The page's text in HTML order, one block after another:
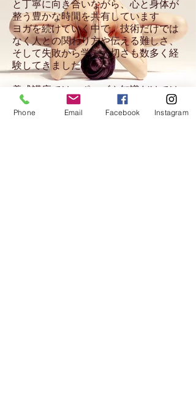
と丁寧に向き合いながら、心と身体が
整う豊かな時間を共有しています
ヨガを続けていく中で、技術だけでは
なく人との関わり方や伝える難しさ、
そして失敗から学ぶ大切さも数多く経
験してきました
養成講座では、ポーズや知識だけでは
なく、現場で本当に役立つ“伝える
力”や“寄り添う心”も大切にしながらお
Phone Email Facebook Instagram